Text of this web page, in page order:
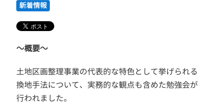
新着情報
～概要～
土地区画整理事業の代表的な特色として挙げられる
換地手法について、実務的な観点も含めた勉強会が
行われました。